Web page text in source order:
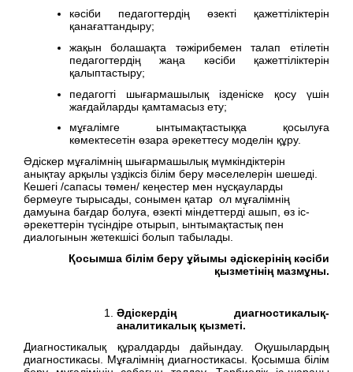
кәсіби педагогтердің өзекті қажеттіліктерін
қанағаттандыру;
жақын болашақта тәжірибемен талап етілетін
педагогтердің жаңа кәсіби қажеттіліктерін
қалыптастыру;
педагогті шығармашылық ізденіске қосу үшін
жағдайларды қамтамасыз ету;
мұғалімге ынтымақтастыққа қосылуға
көмектесетін өзара әрекеттесу моделін құру.
Әдіскер мұғалімнің шығармашылық мүмкіндіктерін
анықтау арқылы үздіксіз білім беру мәселелерін шешеді.
Кешегі /сапасы төмен/ кеңестер мен нұсқауларды
бермеуге тырысады, сонымен қатар ол мұғалімнің
дамуына бағдар болуға, өзекті міндеттерді ашып, өз іс-
әрекеттерін түсіндіре отырып, ынтымақтастық пен
диалогынын жетекшісі болып табылады.
Қосымша білім беру ұйымы әдіскерінің кәсіби
қызметінің мазмұны.
Әдіскердің диагностикалық-
аналитикалық қызметі.
Диагностикалық құралдарды дайындау. Оқушылардың
диагностикасы. Мұғалімнің диагностикасы. Қосымша білім